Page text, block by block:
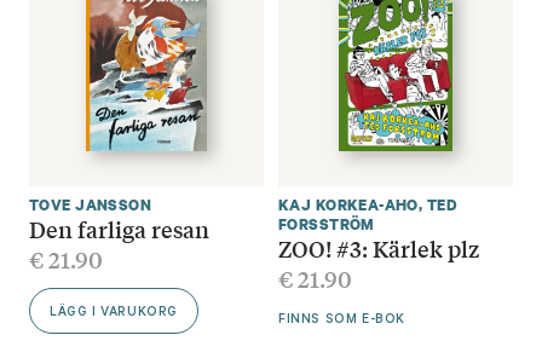
TOVE JANSSON
Den farliga resan
€21.90
LÄGG I VARUKORG
KAJ KORKEA-AHO, TED
FORSSTRÖM
ZOO! #3: Kärlek plz
€21.90
FINNS SOM E-BOK